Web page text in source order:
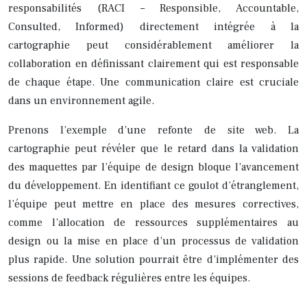
responsabilités (RACI – Responsible, Accountable,
Consulted, Informed) directement intégrée à la
cartographie peut considérablement améliorer la
collaboration en définissant clairement qui est responsable
de chaque étape. Une communication claire est cruciale
dans un environnement agile.
Prenons l’exemple d’une refonte de site web. La
cartographie peut révéler que le retard dans la validation
des maquettes par l’équipe de design bloque l’avancement
du développement. En identifiant ce goulot d’étranglement,
l’équipe peut mettre en place des mesures correctives,
comme l’allocation de ressources supplémentaires au
design ou la mise en place d’un processus de validation
plus rapide. Une solution pourrait être d’implémenter des
sessions de feedback régulières entre les équipes.